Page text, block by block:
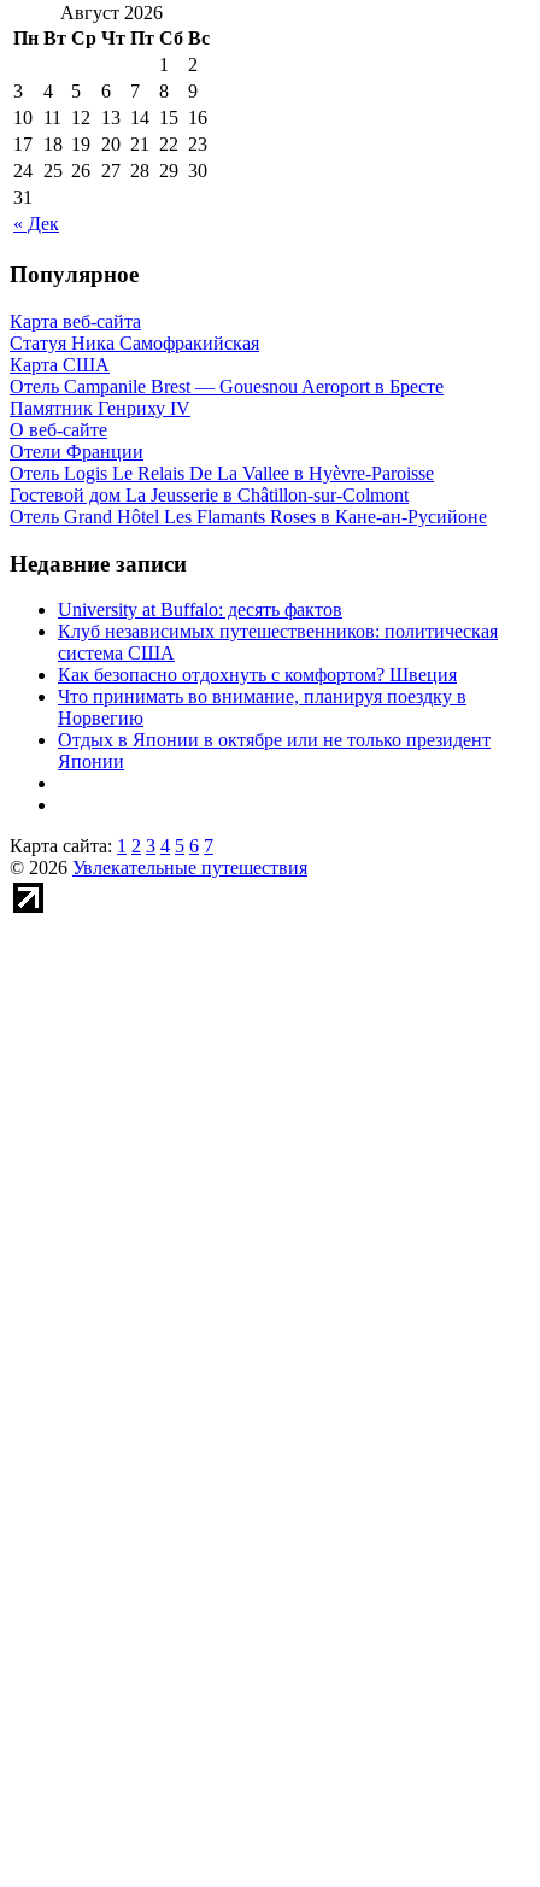
Август 2026
Пн Вт Ср Чт Пт Сб Вс
« Дек
1
2
3
4 5 6 7 8
9
10 11 12 13 14 15 16
17 18 19 20 21 22 23
24 25 26 27 28 29 30
31
Популярное
Карта веб-сайта
Статуя Ника Самофракийская
Карта США
Отель Campanile Brest — Gouesnou Aeroport в Бресте
Памятник Генриху IV
О веб-сайте
Отели Франции
Отель Logis Le Relais De La Vallee в Hyèvre-Paroisse
Гостевой дом La Jeusserie в Châtillon-sur-Colmont
Отель Grand Hôtel Les Flamants Roses в Кане-ан-Русийоне
Недавние записи
University at Buffalo: десять фактов
Клуб независимых путешественников: политическая
система США
Как безопасно отдохнуть с комфортом? Швеция
Что принимать во внимание, планируя поездку в
Норвегию
Отдых в Японии в октябре или не только президент
Японии
Карта сайта: 1 2 3 4 5 6 7
© 2026 Увлекательные путешествия